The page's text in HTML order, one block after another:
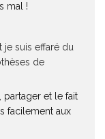
mal !
je suis effaré du
de
partager et le fait
facilement aux